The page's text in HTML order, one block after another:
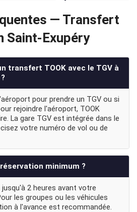
— Transfert
Saint-Exupéry
transfert TOOK avec le TGV à
pour prendre un TGV ou si
rejoindre l'aéroport, TOOK
La gare TGV est intégrée dans le
votre numéro de vol ou de
minimum ?
2 heures avant votre
les groupes ou les véhicules
à l'avance est recommandée.